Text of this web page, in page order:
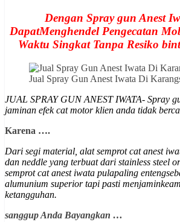
Dengan Spray gun Anest
DapatMenghendel Pengecatan
Waktu Singkat Tanpa Resiko
Jual Spray Gun Anest Iwata Di
JUAL SPRAY GUN ANEST IWATA- Spray
jaminan efek cat motor klien anda tidak
Karena ….
Dari segi material, alat semprot cat anest
dan neddle yang terbuat dari stainless steel
semprot cat anest iwata pulapaling
alumunium superiortapi pasti
ketangguhan.
sanggup Anda Bayangkan …